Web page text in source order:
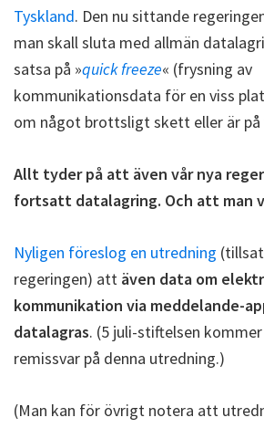
Tyskland. Den nu sittande
man skall sluta med allmän
satsa på »quick freeze« (frysning av
kommunikationsdata för en viss
om något brottsligt skett eller är på
Allt tyder på att även vår nya
fortsatt datalagring. Och att man
Nyligen föreslog en utredning
regeringen) att även data om
kommunikation via meddelande-
datalagras. (5 juli-stiftelsen
remissvar på denna utredning.)
(Man kan för övrigt notera att